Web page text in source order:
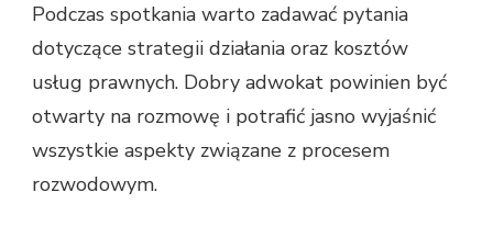
Podczas spotkania warto zadawać pytania
dotyczące strategii działania oraz kosztów
usług prawnych. Dobry adwokat powinien być
otwarty na rozmowę i potrafić jasno wyjaśnić
wszystkie aspekty związane z procesem
rozwodowym.